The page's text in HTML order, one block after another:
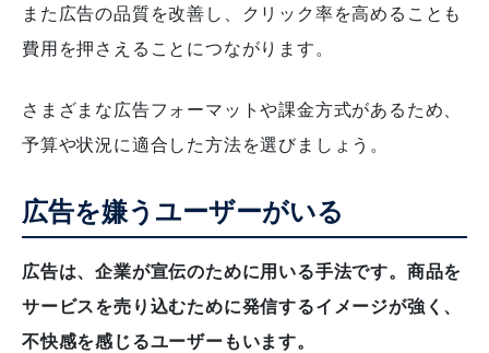
また広告の品質を改善し、クリック率を高めることも
費用を押さえることにつながります。
さまざまな広告フォーマットや課金方式があるため、
予算や状況に適合した方法を選びましょう。
広告を嫌うユーザーがいる
広告は、企業が宣伝のために用いる手法です。商品を
サービスを売り込むために発信するイメージが強く、
不快感を感じるユーザーもいます。